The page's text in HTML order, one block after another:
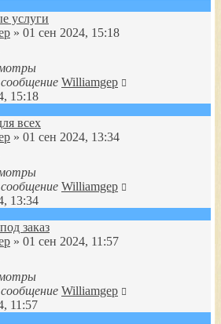
услуги
» 01 сен 2024, 15:18
Williamgep
15:18
всех
» 01 сен 2024, 13:34
Williamgep
13:34
заказ
» 01 сен 2024, 11:57
Williamgep
11:57